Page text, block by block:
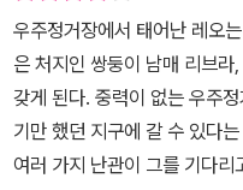
않고 몰입하게 만드는 힘이 있다. 레오와 친구들의 운명이 한
먹하기만 하다. 어린 시절부
향해 실험을 한 주체들이며,
임을 알았을 때의 배신감. 어
들일지도 모른다는 것을 알았
하기 시작했다. 그 중 하나가
설은 바로 이 별자리 프로그
류가 인류를 위해, 반인륜적인
떤 고통을 겪게 될지, 어떤 삶
다. 그리고 이제 그 아이, 레오
런 일이 생길 수 있지 하고. 뭐
가능하지 않을까 생각하면서
활에 관심이 갔다. 작가는 중
준다. 어떻게 보면 조금 지루
일어날 수 있는 사건 중 하나
속 우주정거장 안에서만 산 아
우주정거장에서 태어난 레오
은 처지인 쌍둥이 남매 리브
갖게 된다. 중력이 없는 우주
기만 했던 지구에 갈 수 있다
여러 가지 난관이 그를 기다리